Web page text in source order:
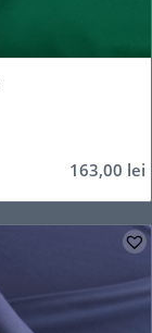
163,00 lei